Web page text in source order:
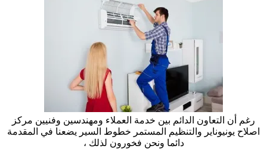
رغم أن التعاون الدائم بين خدمة العملاء ومهندسين وفنيين مركز
اصلاح يونيوناير والتنظيم المستمر خطوط السير يضعنا في المقدمة
دائما ونحن فخورون لذلك ،